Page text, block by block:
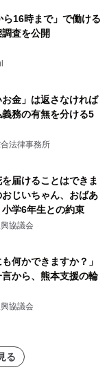
ら16時まで」で働ける
査を公開
お金」は返さなければ
務の有無を分ける5
法律事務所
を届けることはできま
じいちゃん、おばあ
学6年生との約束
協議会
も何かできますか？」
から、熊本支援の輪
協議会
る